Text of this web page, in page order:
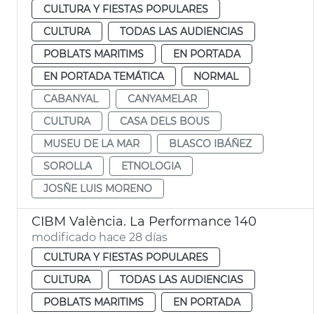
CULTURA Y FIESTAS POPULARES
CULTURA
TODAS LAS AUDIENCIAS
POBLATS MARITIMS
EN PORTADA
EN PORTADA TEMÁTICA
NORMAL
CABANYAL
CANYAMELAR
CULTURA
CASA DELS BOUS
MUSEU DE LA MAR
BLASCO IBÁÑEZ
SOROLLA
ETNOLOGIA
JOSÑE LUIS MORENO
CIBM València. La Performance 140
modificado hace 28 días
CULTURA Y FIESTAS POPULARES
CULTURA
TODAS LAS AUDIENCIAS
POBLATS MARITIMS
EN PORTADA